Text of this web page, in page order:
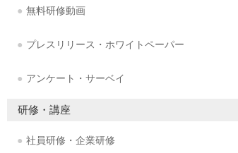
お客
無料研修動画
プレスリリース・ホワイトペーパー
アンケート・サーベイ
研修・講座
社員研修・企業研修